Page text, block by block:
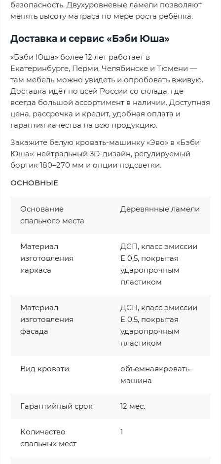
безопасность. Двухуровневые ламели позволяют
менять высоту матраса по мере роста ребёнка.
Доставка и сервис «Бэби Юша»
«Бэби Юша» более 12 лет работает в
Екатеринбурге, Перми, Челябинске и Тюмени —
там мебель можно увидеть и опробовать вживую.
Доставка идёт по всей России со склада, где
всегда большой ассортимент в наличии. Доступная
цена, рассрочка и кредит, удобная оплата и
гарантия качества на всю продукцию.
Закажите белую кровать-машинку «Эво» в «Бэби
Юша»: нейтральный 3D-дизайн, регулируемый
бортик 180–270 мм и опции подсветки.
ОСНОВНЫЕ
Основание
спального места
Деревянные ламели
Материал
изготовления
каркаса
ДСП, класс эмиссии
Е 0,5, покрытая
ударопрочным
пластиком
Материал
изготовления
фасада
ДСП, класс эмиссии
Е 0,5, покрытая
ударопрочным
пластиком
Вид кровати
объемнаякровать-
машина
Гарантийный срок 12 мес.
Количество
спальных мест
1